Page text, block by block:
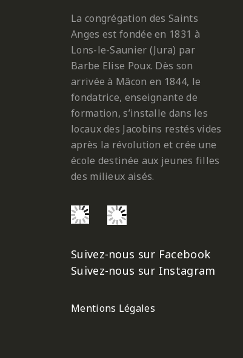
La congrégation des Saints
Anges est fondée en 1831 à
Lons-le-Saunier (Jura) par
Barbe Elise Poux. Dès son
arrivée à Mâcon en 1844, le
fondatrice, enseignante de
formation, s’installe dans les
locaux des Jacobins restés vides
après la révolution et crée une
école destinée aux jeunes filles
des milieux aisés.
Suivez-nous sur Facebook
Suivez-nous sur Instagram
Mentions Légales